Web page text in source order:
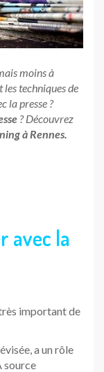
moins à
les techniques de
la presse ?
? Découvrez
à Rennes.
avec la
important de
a un rôle
source